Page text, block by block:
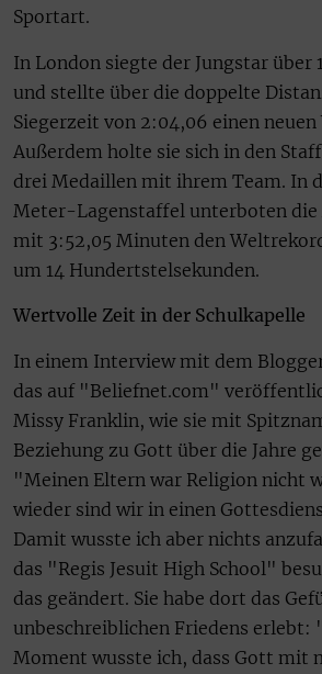
Sportart.
In London siegte der Jungstar über
und stellte über die doppelte
Siegerzeit von 2:04,06 einen
Außerdem holte sie sich in den
drei Medaillen mit ihrem Team. In
Meter-Lagenstaffel unterboten die
mit 3:52,05 Minuten den
um 14 Hundertstelsekunden.
Wertvolle Zeit in der Schulkapelle
In einem Interview mit dem
das auf "Beliefnet.com"
Missy Franklin, wie sie mit
Beziehung zu Gott über die Jahre
"Meinen Eltern war Religion nicht
wieder sind wir in einen
Damit wusste ich aber nichts
das "Regis Jesuit High School"
das geändert. Sie habe dort das
unbeschreiblichen Friedens erlebt:
Moment wusste ich, dass Gott mit